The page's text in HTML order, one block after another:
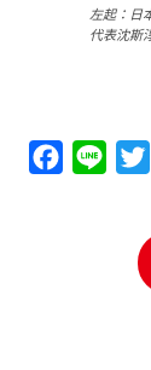
左起：日
代表沈斯
Facebook
Line